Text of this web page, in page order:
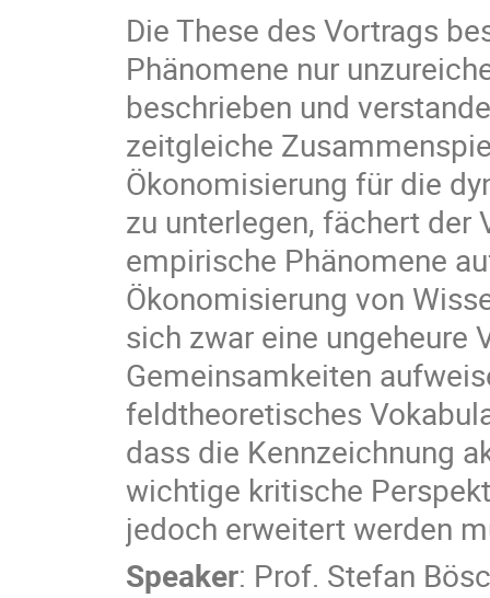
Die These des Vortrags
Phänomene nur
beschrieben und
zeitgleiche
Ökonomisierung für die
zu unterlegen, fächert der
empirische Phänomene
Ökonomisierung von
sich zwar eine ungeheure
Gemeinsamkeiten
feldtheoretisches
dass die Kennzeichnung
wichtige kritische
jedoch erweitert werden
Speaker: Prof. Stefan